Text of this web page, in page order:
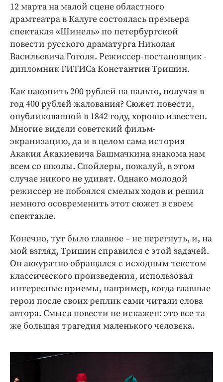
Работодатель года
12 марта на малой сцене областного
драмтеатра в Калуге состоялась премьера
спектакля «Шинель» по петербургской
повести русского драматурга Николая
Васильевича Гоголя. Режиссер-постановщик -
дипломник ГИТИСа Константин Тришин.
Как накопить 200 рублей на пальто, получая в
год 400 рублей жалования? Сюжет повести,
опубликованной в 1842 году, хорошо известен.
Многие видели советский фильм-
экранизацию, да и в целом сама история
Акакия Акакиевича Башмачкина знакома нам
всем со школы. Спойлеры, пожалуй, в этом
случае никого не удивят. Однако молодой
режиссер не побоялся смелых ходов и решил
немного осовременить этот сюжет в своем
спектакле.
Конечно, тут было главное – не перегнуть, и, на
мой взгляд, Тришин справился с этой задачей.
Он аккуратно обращался с исходным текстом
классического произведения, использовал
интересные приемы, например, когда главные
герои после своих реплик сами читали слова
автора. Смысл повести не искажен: это все та
же большая трагедия маленького человека.